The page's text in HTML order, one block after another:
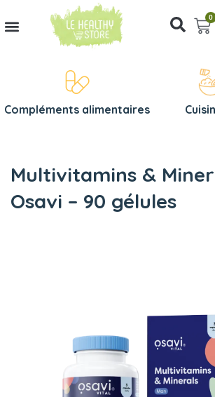
0
Compléments alimentaires
Multivitamins &
Osavi – 90 gélules